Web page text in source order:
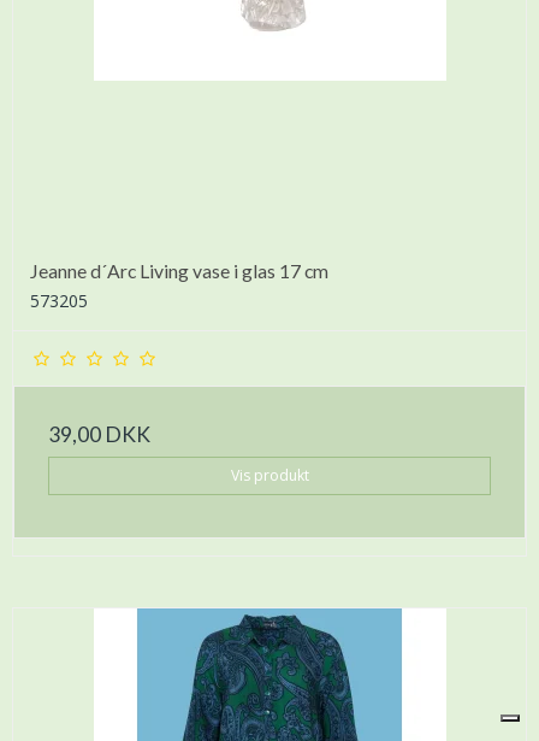
Jeanne d´Arc Living vase i glas 17 cm
573205
39,00 DKK
Vis produkt